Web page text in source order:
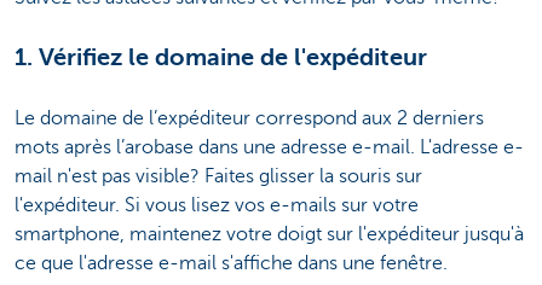
1. Vérifiez le domaine de l'expéditeur
Le domaine de l’expéditeur correspond aux 2 derniers
mots après l’arobase dans une adresse e-mail. L'adresse e-
mail n'est pas visible? Faites glisser la souris sur
l'expéditeur. Si vous lisez vos e-mails sur votre
smartphone, maintenez votre doigt sur l'expéditeur jusqu'à
ce que l'adresse e-mail s'affiche dans une fenêtre.